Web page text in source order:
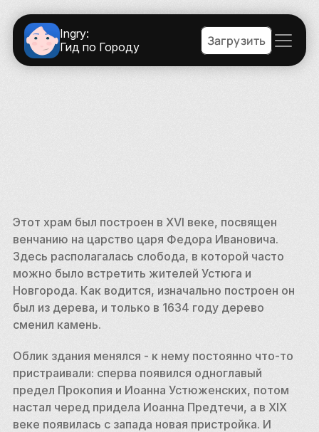
Ingry:
Гид по Городу
Загрузить
Этот храм был построен в XVI веке, посвящен
венчанию на царство царя Федора Ивановича.
Здесь располагалась слобода, в которой часто
можно было встретить жителей Устюга и
Новгорода. Как водится, изначально построен он
был из дерева, и только в 1634 году дерево
сменил камень.
Облик здания менялся - к нему постоянно что-то
пристраивали: сперва появился одноглавый
предел Прокопия и Иоанна Устюженских, потом
настал черед придела Иоанна Предтечи, а в XIX
веке появилась с запада новая пристройка. И